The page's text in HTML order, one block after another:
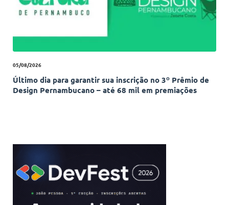
05/08/2026
Último dia para garantir sua inscrição no 3º Prêmio de
Design Pernambucano – até 68 mil em premiações